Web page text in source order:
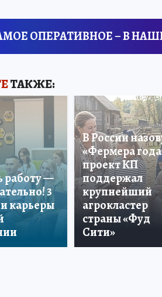
ОПЕРАТИВНОЕ – В
ТАКЖЕ:
работу —
3
карьеры
В России
«Фермера
проект КП
поддержал
крупнейший
агрокластер
страны «Фуд
Сити»